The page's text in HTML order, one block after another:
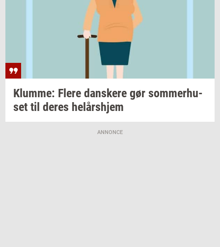
Klum­me: Flere dan­ske­re gør som­mer­hu­
set til deres helårs­hjem
ANNONCE